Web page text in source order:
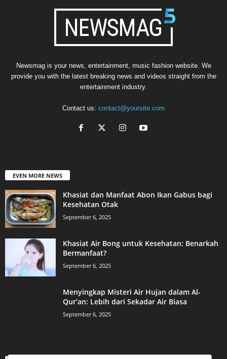
Newsmag is your news, entertainment, music fashion website. We
provide you with the latest breaking news and videos straight from the
entertainment industry.
Contact us: contact@yoursite.com
EVEN MORE NEWS
Khasiat dan Manfaat Abon Ikan Gabus bagi
Kesehatan Otak
September 6, 2025
Khasiat Air Bong untuk Kesehatan: Benarkah
Bermanfaat?
September 6, 2025
Menyingkap Misteri Air Hujan dalam Al-
Qur’an: Lebih dari Sekadar Air Biasa
September 6, 2025